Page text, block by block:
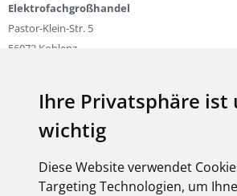
Ihre Privatsphäre ist
wichtig
Diese Website verwendet
Targeting Technologien, um
Elektrofachgroßhandel
Pastor-Klein-Str. 5
56073 Koblenz
Telefax 0261/9414620
E-Mail:info@weller-koblenz.de
No dates are currently